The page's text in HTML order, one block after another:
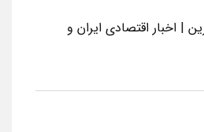
| اخبار اقتصادی ایران و